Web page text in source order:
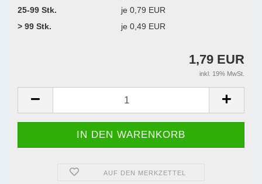
25-99 Stk.
je 0,79 EUR
> 99 Stk.
je 0,49 EUR
1,79 EUR
inkl. 19% MwSt.
AUF DEN MERKZETTEL